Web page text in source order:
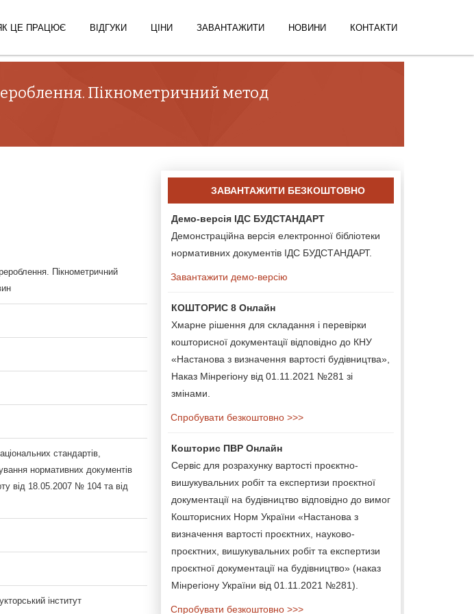
ЦЕ ПРАЦЮЄ ВІДГУКИ ЦІНИ ЗАВАНТАЖИТИ НОВИНИ КОНТАКТИ
Пікнометричний метод
Пікнометричний
стандартів,
нормативних документів
від 18.05.2007 № 104 та від
інститут
ЗАВАНТАЖИТИ БЕЗКОШТОВНО
Демо-версія ІДС БУДСТАНДАРТ
Демонстраційна версія електронної бібліотеки
нормативних документів ІДС БУДСТАНДАРТ.
Завантажити демо-версію
КОШТОРИС 8 Онлайн
Хмарне рішення для складання і перевірки
кошторисної документації відповідно до КНУ
«Настанова з визначення вартості будівництва»,
Наказ Мінрегіону від 01.11.2021 №281 зі
змінами.
Спробувати безкоштовно >>>
Кошторис ПВР Онлайн
Сервіс для розрахунку вартості проєктно-
вишукувальних робіт та експертизи проєктної
документації на будівництво відповідно до вимог
Кошторисних Норм України «Настанова з
визначення вартості проєктних, науково-
проєктних, вишукувальних робіт та експертизи
проєктної документації на будівництво» (наказ
Мінрегіону України від 01.11.2021 №281).
Спробувати безкоштовно >>>